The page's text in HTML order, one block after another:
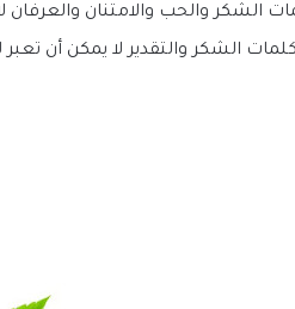
الشكر والحب والامتنان
الشكر والتقدير لا يمكن أن تعبر